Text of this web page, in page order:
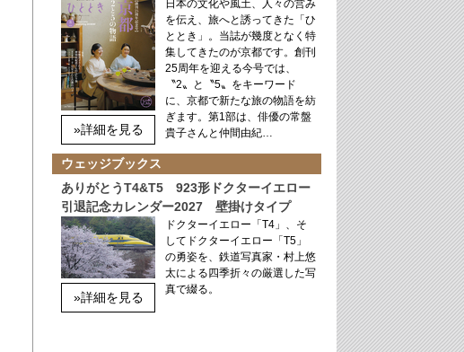
»詳細を見る
日本の文化や風土、人々の営み
を伝え、旅へと誘ってきた「ひ
ととき」。当誌が幾度となく特
集してきたのが京都です。創刊
25周年を迎える今号では、
〝2〟と〝5〟をキーワード
に、京都で新たな旅の物語を紡
ぎます。第1部は、俳優の常盤
貴子さんと仲間由紀…
ウェッジブックス
ありがとうT4&T5 923形ドクターイエロー
引退記念カレンダー2027 壁掛けタイプ
»詳細を見る
ドクターイエロー「T4」、そ
してドクターイエロー「T5」
の勇姿を、鉄道写真家・村上悠
太による四季折々の厳選した写
真で綴る。